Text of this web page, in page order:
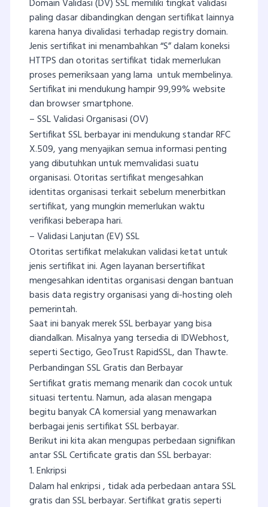
Domain Validasi (DV) SSL memiliki tingkat validasi
paling dasar dibandingkan dengan sertifikat lainnya
karena hanya divalidasi terhadap registry domain.
Jenis sertifikat ini menambahkan “S” dalam koneksi
HTTPS dan otoritas sertifikat tidak memerlukan
proses pemeriksaan yang lama untuk membelinya.
Sertifikat ini mendukung hampir 99,99% website
dan browser smartphone.
– SSL Validasi Organisasi (OV)
Sertifikat SSL berbayar ini mendukung standar RFC
X.509, yang menyajikan semua informasi penting
yang dibutuhkan untuk memvalidasi suatu
organisasi. Otoritas sertifikat mengesahkan
identitas organisasi terkait sebelum menerbitkan
sertifikat, yang mungkin memerlukan waktu
verifikasi beberapa hari.
– Validasi Lanjutan (EV) SSL
Otoritas sertifikat melakukan validasi ketat untuk
jenis sertifikat ini. Agen layanan bersertifikat
mengesahkan identitas organisasi dengan bantuan
basis data registry organisasi yang di-hosting oleh
pemerintah.
Saat ini banyak merek SSL berbayar yang bisa
diandalkan. Misalnya yang tersedia di IDWebhost,
seperti Sectigo, GeoTrust RapidSSL, dan Thawte.
Perbandingan SSL Gratis dan Berbayar
Sertifikat gratis memang menarik dan cocok untuk
situasi tertentu. Namun, ada alasan mengapa
begitu banyak CA komersial yang menawarkan
berbagai jenis sertifikat SSL berbayar.
Berikut ini kita akan mengupas perbedaan signifikan
antar SSL Certificate gratis dan SSL berbayar:
1. Enkripsi
Dalam hal enkripsi , tidak ada perbedaan antara SSL
gratis dan SSL berbayar. Sertifikat gratis seperti